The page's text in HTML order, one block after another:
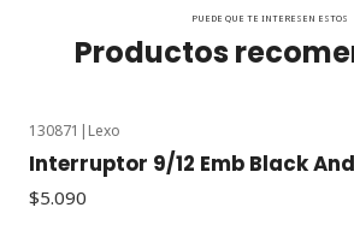
PUEDE QUE TE INTERESEN ESTOS
Productos
130871 | Lexo
Interruptor 9/12 Emb Black
$5.090